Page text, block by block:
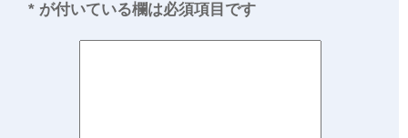
* が付いている欄は必須項目です